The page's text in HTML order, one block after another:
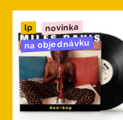
lp novinka
na objednávku